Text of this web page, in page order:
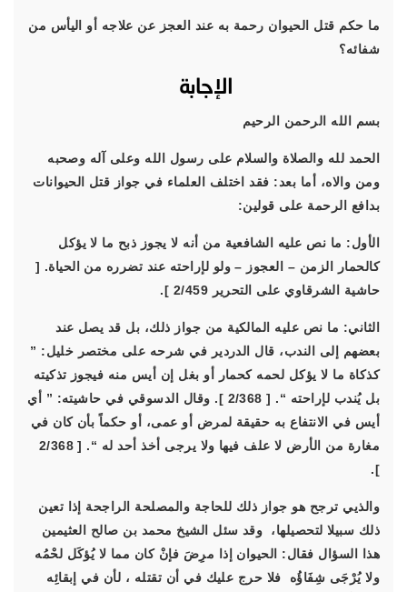
ما حكم قتل الحيوان رحمة به عند العجز عن علاجه أو اليأس من
شفائه؟
الإجابة
بسم الله الرحمن الرحيم
الحمد لله والصلاة والسلام على رسول الله وعلى آله وصحبه
ومن والاه، أما بعد: فقد اختلف العلماء في جواز قتل الحيوانات
بدافع الرحمة على قولين:
الأول: ما نص عليه الشافعية من أنه لا يجوز ذبح ما لا يؤكل
كالحمار الزمن – العجوز – ولو لإراحته عند تضرره من الحياة. [
حاشية الشرقاوي على التحرير 2/459 ].
الثاني: ما نص عليه المالكية من جواز ذلك، بل قد يصل عند
بعضهم إلى الندب، قال الدردير في شرحه على مختصر خليل: ”
كذكاة ما لا يؤكل لحمه كحمار أو بغل إن أيس منه فيجوز تذكيته
بل يُندب لإراحته “. [ 2/368 ]. وقال الدسوقي في حاشيته: ” أي
أيس في الانتفاع به حقيقة لمرض أو عمى، أو حكماً بأن كان في
مغارة من الأرض لا علف فيها ولا يرجى أخذ أحد له “. [ 2/368
].
والذيي ترجح هو جواز ذلك للحاجة والمصلحة الراجحة إذا تعين
ذلك سبيلا لتحصيلها، وقد سئل الشيخ محمد بن صالح العثيمين
هذا السؤال فقال: الحيوان إذا مرِضَ فإنْ كان مما لا يُؤكَل لحْمُه
ولا يُرْجَى شِفَاؤُه فلا حرج عليك في أن تقتله ، لأن في إبقائِه